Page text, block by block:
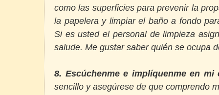
como las superficies para prevenir la
la papelera y limpiar el baño a fondo
Si es usted el personal de limpieza
salude. Me gustar saber quién se ocupa
8. Escúchenme e implíquenme en mi
sencillo y asegúrese de que comprendo